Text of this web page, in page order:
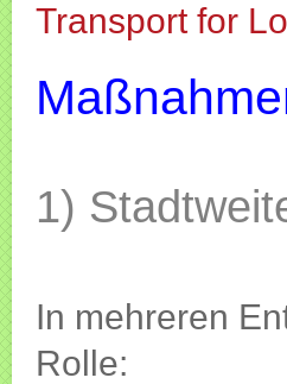
Transport for
1)
In mehreren
Rolle: